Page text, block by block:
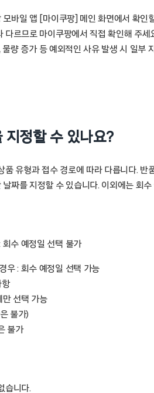
바일 앱 [마이쿠팡] 메인 화면에서 확인
다르므로 마이쿠팡에서 직접 확인해 주세
량 증가 등 예외적인 사유 발생 시 일부
지정할 수 있나요?
품 유형과 접수 경로에 따라 다릅니다. 반
짜를 지정할 수 있습니다. 이외에는 회
회수 예정일 선택 불가
우 : 회수 예정일 선택 가능
항
만 선택 가능
불가)
불가
습니다.